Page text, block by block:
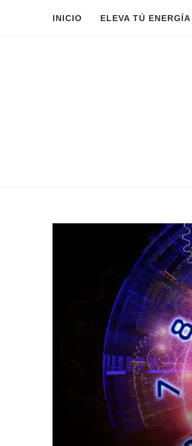
INICIO ELEVA TÚ ENERGÍA